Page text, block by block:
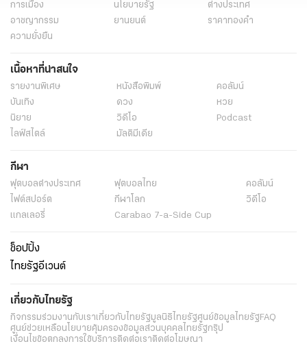
การเมือง
นโยบายรัฐ
ต่างประเทศ
อาชญากรรม
ยานยนต์
ราคาทองคำ
ความยั่งยืน
เนื้อหาที่น่าสนใจ
รายงานพิเศษ หนังสือพิมพ์
คอลัมน์
บันเทิง
ดวง
หวย
นิยาย
วิดีโอ
Podcast
ไลฟ์สไตล์
มัลติมีเดีย
กีฬา
ฟุตบอลต่่างประเทศ ฟุตบอลไทย
คอลัมน์
ไฟต์สปอร์ต
กีฬาโลก
วิดีโอ
แกลเลอรี่
Carabao 7-a-Side Cup
ช็อปปิ้ง
ไทยรัฐอีเวนต์
เกี่ยวกับไทยรัฐ
กิจกรรมร่วมงานกับเราเกี่ยวกับไทยรัฐมูลนิธิไทยรัฐศูนย์ข้อมูลไทยรัฐFAQ
ศูนย์ช่วยเหลือนโยบายคุ้มครองข้อมูลส่วนบุคคลไทยรัฐกรุ๊ป
เงื่อนไขข้อตกลงการใช้บริการติดต่อเราติดต่อโฆษณา